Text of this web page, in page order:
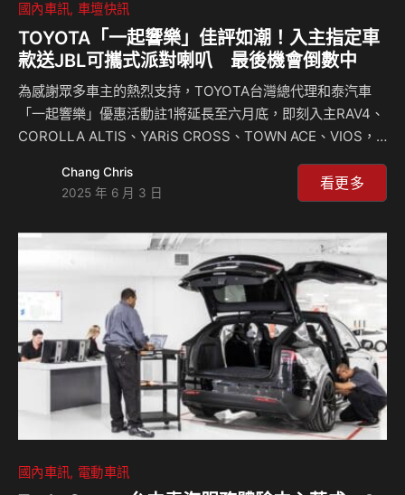
國內車訊 車壇快訊
TOYOTA「一起響樂」佳評如潮！入主指定車
款送JBL可攜式派對喇叭 最後機會倒數中
為感謝眾多車主的熱烈支持，TOYOTA台灣總代理和泰汽車
「一起響樂」優惠活動註1將延長至六月底，即刻入主RAV4、
COROLLA ALTIS、YARiS CROSS、TOWN ACE、VIOS，
Go Essential可攜式派對喇叭註1，再享最高80萬0利率註2。
JBL PartyBox On-The-Go Essential(型號：PartyBox On-
Sound音效技術，帶來高音清亮、低音強勁的震撼高音質，再
Chang Chris
2025 年 6 月 3 日
看更多
國內車訊 電動車訊